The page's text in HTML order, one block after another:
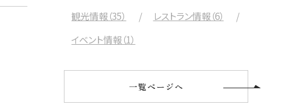
2026年8月31日(月)
観光情報（35）
レストラン情報（6）
イベント情報（1）
一覧ページへ